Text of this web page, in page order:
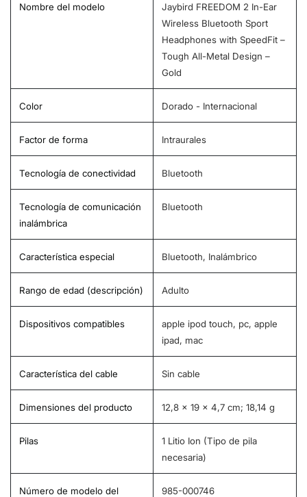
Nombre del modelo
‎Jaybird FREEDOM 2 In-Ear
Wireless Bluetooth Sport
Headphones with SpeedFit –
Tough All-Metal Design –
Gold
Color ‎Dorado - Internacional
Factor de forma ‎Intraurales
Tecnología de conectividad ‎Bluetooth
Tecnología de comunicación
inalámbrica
‎Bluetooth
Característica especial ‎Bluetooth, Inalámbrico
Rango de edad (descripción) ‎Adulto
Dispositivos compatibles
‎apple ipod touch, pc, apple
ipad, mac
Característica del cable ‎Sin cable
Dimensiones del producto ‎12,8 x 19 x 4,7 cm; 18,14 g
Pilas
‎1 Litio Ion (Tipo de pila
necesaria)
Número de modelo del
‎985-000746